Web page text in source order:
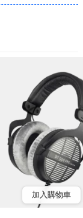
加入購物車